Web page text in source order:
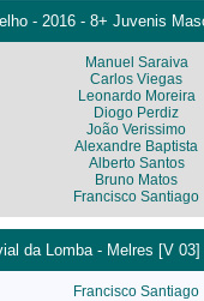
- 2016 - 8+ Juvenis
Manuel Saraiva
Carlos Viegas
Leonardo Moreira
Diogo Perdiz
João Verissimo
Alexandre Baptista
Alberto Santos
Bruno Matos
Francisco Santiago
da Lomba - Melres [V
Francisco Santiago